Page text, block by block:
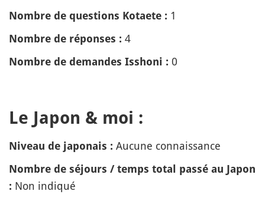
Nombre de questions Kotaete : 1
Nombre de réponses : 4
Nombre de demandes Isshoni : 0
Le Japon & moi :
Niveau de japonais : Aucune connaissance
Nombre de séjours / temps total passé au Japon
: Non indiqué